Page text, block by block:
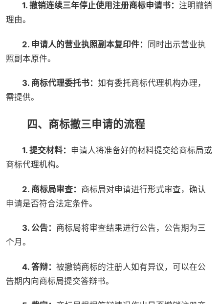
1. 撤销连续三年停止使用注册商标申请书： 注明撤销
理由。
2. 申请人的营业执照副本复印件： 同时出示营业执
照副本原件。
3. 商标代理委托书：如有委托商标代理机构办理，
需提供。
四、商标撤三申请的流程
1. 提交材料： 申请人将准备好的材料提交给商标局或
商标代理机构。
2. 商标局审查： 商标局对申请进行形式审查，确认
申请是否符合法定条件。
3. 公告： 商标局将审查结果进行公告，公告期为三
个月。
4. 答辩：被撤销商标的注册人如有异议，可以在公
告期内向商标局提交答辩书。